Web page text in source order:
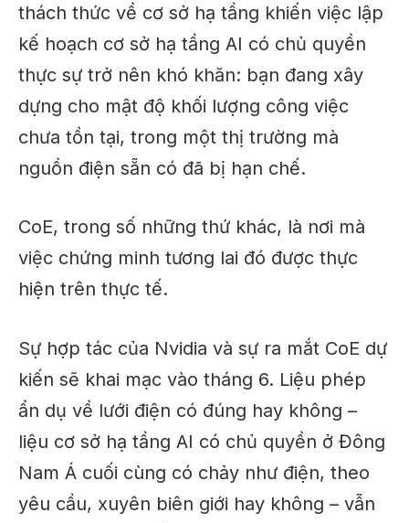
thách thức về cơ sở hạ tầng khiến việc lập
kế hoạch cơ sở hạ tầng AI có chủ quyền
thực sự trở nên khó khăn: bạn đang xây
dựng cho mật độ khối lượng công việc
chưa tồn tại, trong một thị trường mà
nguồn điện sẵn có đã bị hạn chế.
CoE, trong số những thứ khác, là nơi mà
việc chứng minh tương lai đó được thực
hiện trên thực tế.
Sự hợp tác của Nvidia và sự ra mắt CoE dự
kiến ​​​​sẽ khai mạc vào tháng 6. Liệu phép
ẩn dụ về lưới điện có đúng hay không –
liệu cơ sở hạ tầng AI có chủ quyền ở Đông
Nam Á cuối cùng có chảy như điện, theo
yêu cầu, xuyên biên giới hay không – vẫn